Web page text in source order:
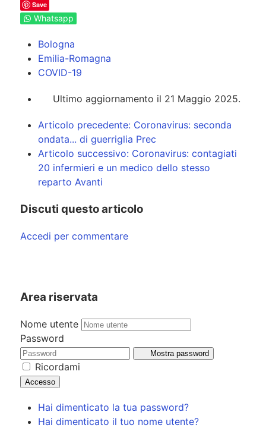
Save
Whatsapp
Bologna
Emilia-Romagna
COVID-19
Ultimo aggiornamento il 21 Maggio 2025.
Articolo precedente: Coronavirus: seconda
ondata... di guerriglia Prec
Articolo successivo: Coronavirus: contagiati
20 infermieri e un medico dello stesso
reparto Avanti
Discuti questo articolo
Accedi per commentare
Area riservata
Nome utente
Password
Mostra password
Ricordami
Accesso
Hai dimenticato la tua password?
Hai dimenticato il tuo nome utente?